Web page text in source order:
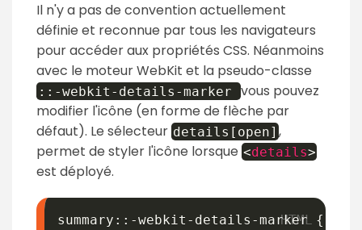
Il n'y a pas de convention actuellement
définie et reconnue par tous les navigateurs
pour accéder aux propriétés CSS. Néanmoins
avec le moteur WebKit et la pseudo-classe
: : -webkit-details-marker vous pouvez
modifier l'icône (en forme de flèche par
défaut). Le sélecteur details[open] ,
permet de styler l'icône lorsque <details>
est déployé.
summary::-webkit-details-marker {